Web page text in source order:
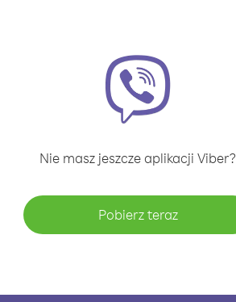
Nie masz jeszcze aplikacji Viber?
Pobierz teraz